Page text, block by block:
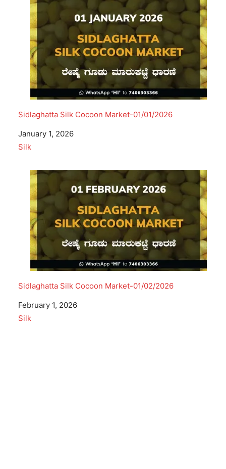
Sidlaghatta Silk Cocoon Market-01/01/2026
Date
January 1, 2026
In relation to
Silk
Sidlaghatta Silk Cocoon Market-01/02/2026
Date
February 1, 2026
In relation to
Silk